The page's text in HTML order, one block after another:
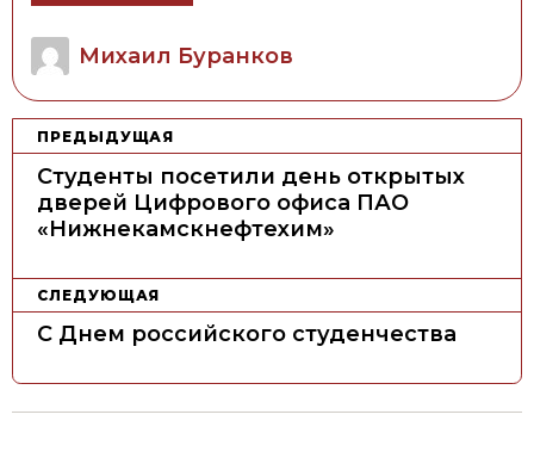
Author
Михаил Буранков
Н
и
ПРЕДЫДУЩАЯ
Студенты посетили день открытых
дверей Цифрового офиса ПАО
«Нижнекамскнефтехим»
СЛЕДУЮЩАЯ
C Днем российского студенчества